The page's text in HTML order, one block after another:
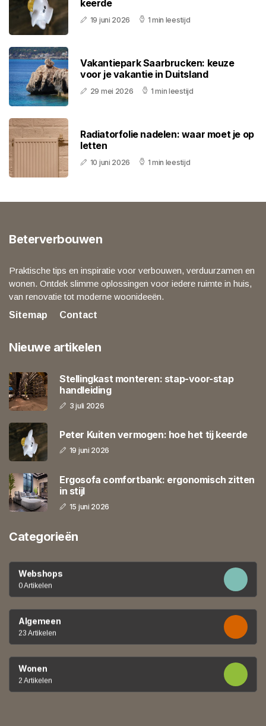
keerde
19 juni 2026 1 min leestijd
Vakantiepark Saarbrucken: keuze
voor je vakantie in Duitsland
29 mei 2026 1 min leestijd
Radiatorfolie nadelen: waar moet je op
letten
10 juni 2026 1 min leestijd
Beterverbouwen
Praktische tips en inspiratie voor verbouwen, verduurzamen en
wonen. Ontdek slimme oplossingen voor iedere ruimte in huis,
van renovatie tot moderne woonideeën.
Sitemap
Contact
Nieuwe artikelen
Stellingkast monteren: stap-voor-stap
handleiding
3 juli 2026
Peter Kuiten vermogen: hoe het tij keerde
19 juni 2026
Ergosofa comfortbank: ergonomisch zitten
in stijl
15 juni 2026
Categorieën
Webshops
0 Artikelen
Algemeen
23 Artikelen
Wonen
2 Artikelen